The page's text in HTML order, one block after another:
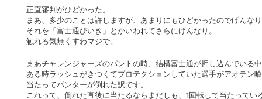
正直審判がひどかった。
まあ、多少のことは許しますが、あまりにもひどかったのでげんな
それを「富士通びいき」とかいわれてさらにげんなり。
触れる気無くすわマジで。
まあチャレンジャーズのパントの時、結構富士通が押し込んでいる
ある時ラッシュがきつくてプロテクションしていた選手がアオテン
当たってパンターが倒れた訳です。
これって、倒れた直後に当たるならまだしも、1回転して当たって